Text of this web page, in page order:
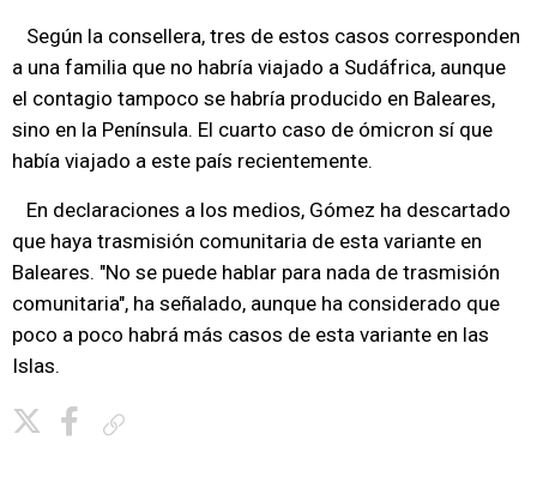
Según la consellera, tres de estos casos corresponden
a una familia que no habría viajado a Sudáfrica, aunque
el contagio tampoco se habría producido en Baleares,
sino en la Península. El cuarto caso de ómicron sí que
había viajado a este país recientemente.
En declaraciones a los medios, Gómez ha descartado
que haya trasmisión comunitaria de esta variante en
Baleares. "No se puede hablar para nada de trasmisión
comunitaria", ha señalado, aunque ha considerado que
poco a poco habrá más casos de esta variante en las
Islas.